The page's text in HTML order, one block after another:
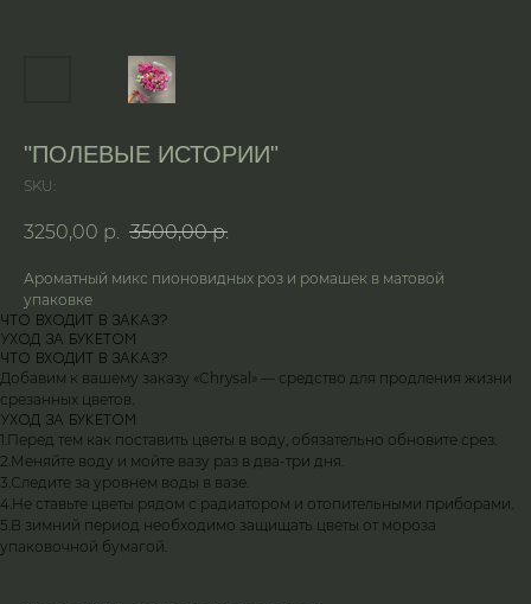
"ПОЛЕВЫЕ ИСТОРИИ"
SKU:
3250,00 р. 3500,00 р.
Ароматный микс пионовидных роз и ромашек в матовой
упаковке
ЧТО ВХОДИТ В ЗАКАЗ?
УХОД ЗА БУКЕТОМ
ЧТО ВХОДИТ В ЗАКАЗ?
Добавим к вашему заказу «Chrysal» — средство для продления жизни
срезанных цветов.
УХОД ЗА БУКЕТОМ
1.Перед тем как поставить цветы в воду, обязательно обновите срез.
2.Меняйте воду и мойте вазу раз в два-три дня.
3.Следите за уровнем воды в вазе.
4.Не ставьте цветы рядом с радиатором и отопительными приборами.
5.В зимний период необходимо защищать цветы от мороза
упаковочной бумагой.